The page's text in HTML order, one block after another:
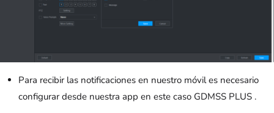
Para recibir las notificaciones en nuestro móvil es necesario
configurar desde nuestra app en este caso GDMSS PLUS .